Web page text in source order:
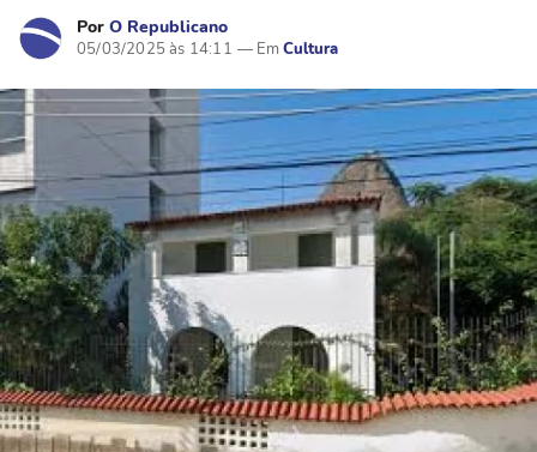
Por O Republicano
05/03/2025 às 14:11 Cultura